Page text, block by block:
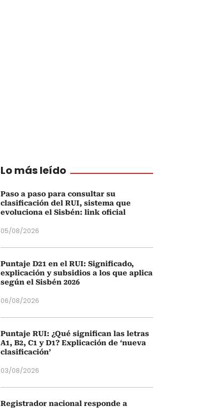
Lo más leído
Paso a paso para consultar su
clasificación del RUI, sistema que
evoluciona el Sisbén: link oficial
05/08/2026
Puntaje D21 en el RUI: Significado,
explicación y subsidios a los que aplica
según el Sisbén 2026
06/08/2026
Puntaje RUI: ¿Qué significan las letras
A1, B2, C1 y D1? Explicación de ‘nueva
clasificación’
03/08/2026
Registrador nacional responde a